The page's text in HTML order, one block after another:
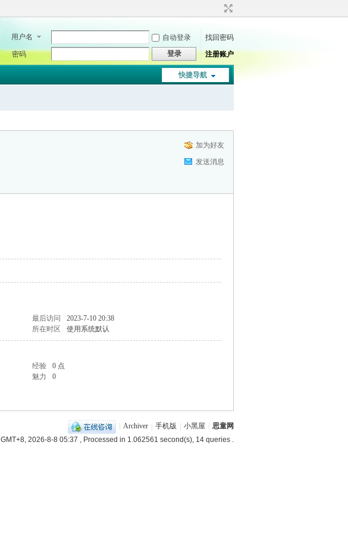
用户名 自动登录
找回密码
密码
登录 注册账户
快捷导航
加为好友
发送消息
最后访问
2023-7-10 20:38
所在时区 使用系统默认
经验
0 点
魅力
0
Archiver 手机版 小黑屋
思童网
GMT+8, 2026-8-8 05:37 , Processed in 1.062561 second(s), 14 queries .